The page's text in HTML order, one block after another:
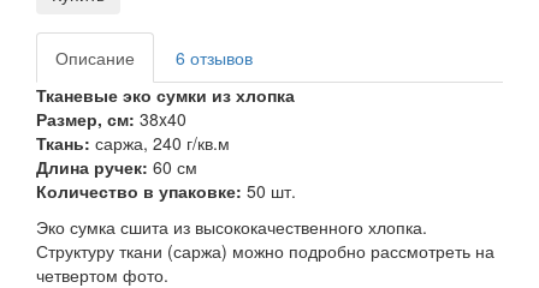
Описание
6 отзывов
Тканевые эко сумки из хлопка
Размер, см: 38x40
Ткань: саржа, 240 г/кв.м
Длина ручек: 60 см
Количество в упаковке: 50 шт.
Эко сумка сшита из высококачественного хлопка.
Структуру ткани (саржа) можно подробно рассмотреть на
четвертом фото.